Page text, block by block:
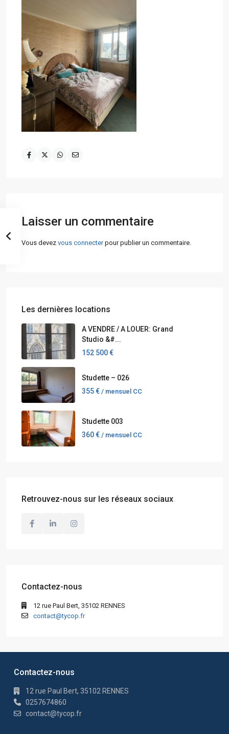
Laisser un commentaire
Vous devez vous connecterpour publier un commentaire.
Les dernières locations
A VENDRE / A LOUER: Grand
Studio &#...
152 500 €
Studette – 026
355 € / mensuel CC
Studette 003
360 € / mensuel CC
Retrouvez-nous sur les réseaux sociaux
Contactez-nous
12 rue Paul Bert, 35102 RENNES
contact@tycop.fr
Contactez-nous
12 rue Paul Bert, 35102 RENNES
0257674860
contact@tycop.fr